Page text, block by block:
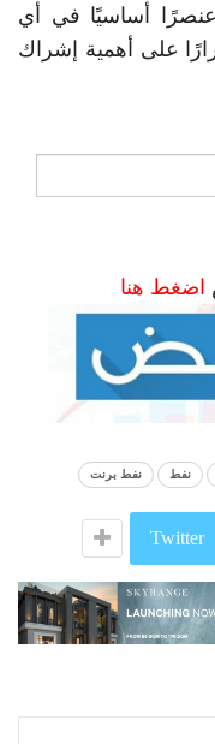
أساسيًا في أي
على أهمية إشراك
اضغط هنا
نفط نفط برنت
Twitter